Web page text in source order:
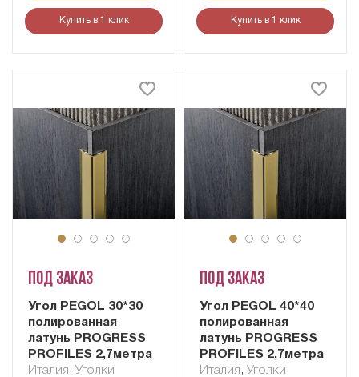
Купить в 1 клик Купить в 1 клик
Под заказ
Угол PEGOL 30*30
полированная
латунь PROGRESS
PROFILES 2,7метра
Италия , Уголки
Под заказ
Угол PEGOL 40*40
полированная
латунь PROGRESS
PROFILES 2,7метра
Италия , Уголки